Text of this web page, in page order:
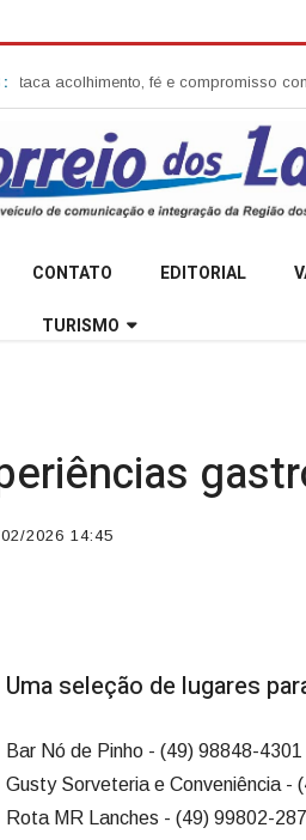
acolhimento, fé e compromisso com a
CONTATO EDITORIAL
TURISMO
2026 14:45
Uma seleção de lugares
Bar Nó de Pinho - (49) 98848-4301
Gusty Sorveteria e Conveniência -
Rota MR Lanches - (49) 99802-